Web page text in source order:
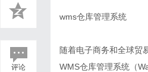
评论
wms仓库管理系统
随着电子商务和全球贸
WMS仓库管理系统（